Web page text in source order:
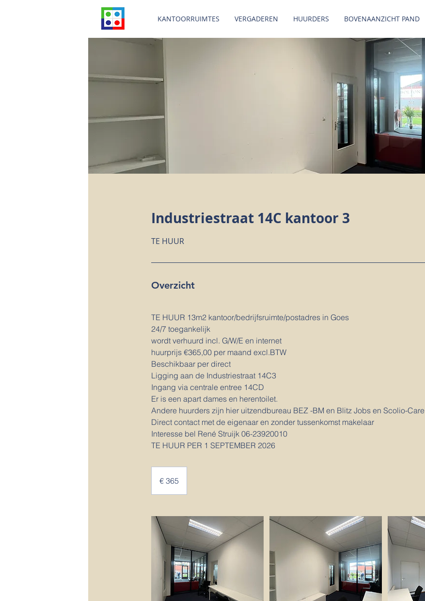
KANTOORRUIMTES VERGADEREN HUURDERS BOVENAANZICHT PAND
Industriestraat 14C kantoor 3
TE HUUR
Overzicht
TE HUUR 13m2 kantoor/bedrijfsruimte/postadres in Goes
24/7 toegankelijk
wordt verhuurd incl. G/W/E en internet
huurprijs €365,00 per maand excl.BTW
Beschikbaar per direct
Ligging aan de Industriestraat 14C3
Ingang via centrale entree 14CD
Er is een apart dames en herentoilet.
Andere huurders zijn hier uitzendbureau BEZ -BM en Blitz Jobs en Scolio-Care
Direct contact met de eigenaar en zonder tussenkomst makelaar
Interesse bel René Struijk 06-23920010
TE HUUR PER 1 SEPTEMBER 2026
€ 365